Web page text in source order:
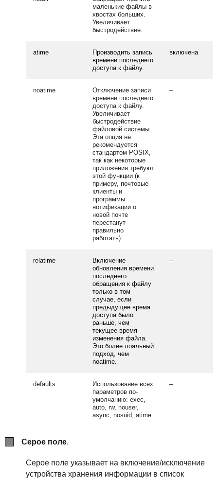
маленькие файлы в
хвостах больших.
Увеличивает
быстродействие.
atime
Производить запись
времени последнего
доступа к файлу.
включена
noatime
Отключение записи
времени последнего
доступа к файлу.
Увеличивает
быстродействие
файловой системы.
Эта опция не
рекомендуется
стандартом POSIX,
так как некоторые
приложения требуют
этой функции (к
примеру, почтовые
клиенты и
программы
нотификации о
новой почте
перестанут
правильно
работать).
–
relatime
Включение
обновления времени
последнего
обращения к файлу
только в том
случае, если
предыдущее время
доступа было
раньше, чем
текущее время
изменения файла.
Это более лояльный
подход, чем
noatime.
–
defaults
Использование всех
параметров по-
умолчанию: exec,
auto, rw, nouser,
async, nosuid, atime
–
Серое поле.
Серое поле указывает на включение/исключение
устройства хранения информации в список